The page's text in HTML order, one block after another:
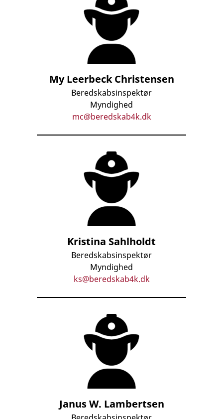
My Leerbeck Christensen
Beredskabsinspektør
Myndighed
mc@beredskab4k.dk
Kristina Sahlholdt
Beredskabsinspektør
Myndighed
ks@beredskab4k.dk
Janus W. Lambertsen